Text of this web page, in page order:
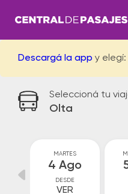
Descargá la app y elegí:
Seleccioná tu
Olta
MARTES
4 Ago
DESDE
VER